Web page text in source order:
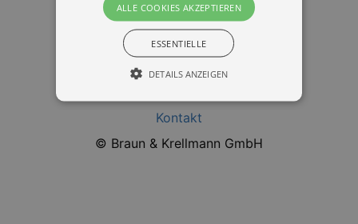
Datenschutz
Kontakt
© Braun & Krellmann GmbH
ALLE COOKIES AKZEPTIEREN
ESSENTIELLE
DETAILS ANZEIGEN